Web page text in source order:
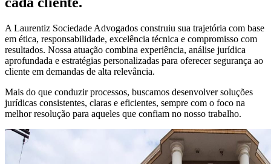
A Laurentiz Sociedade Advogados construiu sua trajetória com base
em ética, responsabilidade, excelência técnica e compromisso com
resultados. Nossa atuação combina experiência, análise jurídica
aprofundada e estratégias personalizadas para oferecer segurança ao
cliente em demandas de alta relevância.
Mais do que conduzir processos, buscamos desenvolver soluções
jurídicas consistentes, claras e eficientes, sempre com o foco na
melhor resolução para aqueles que confiam no nosso trabalho.